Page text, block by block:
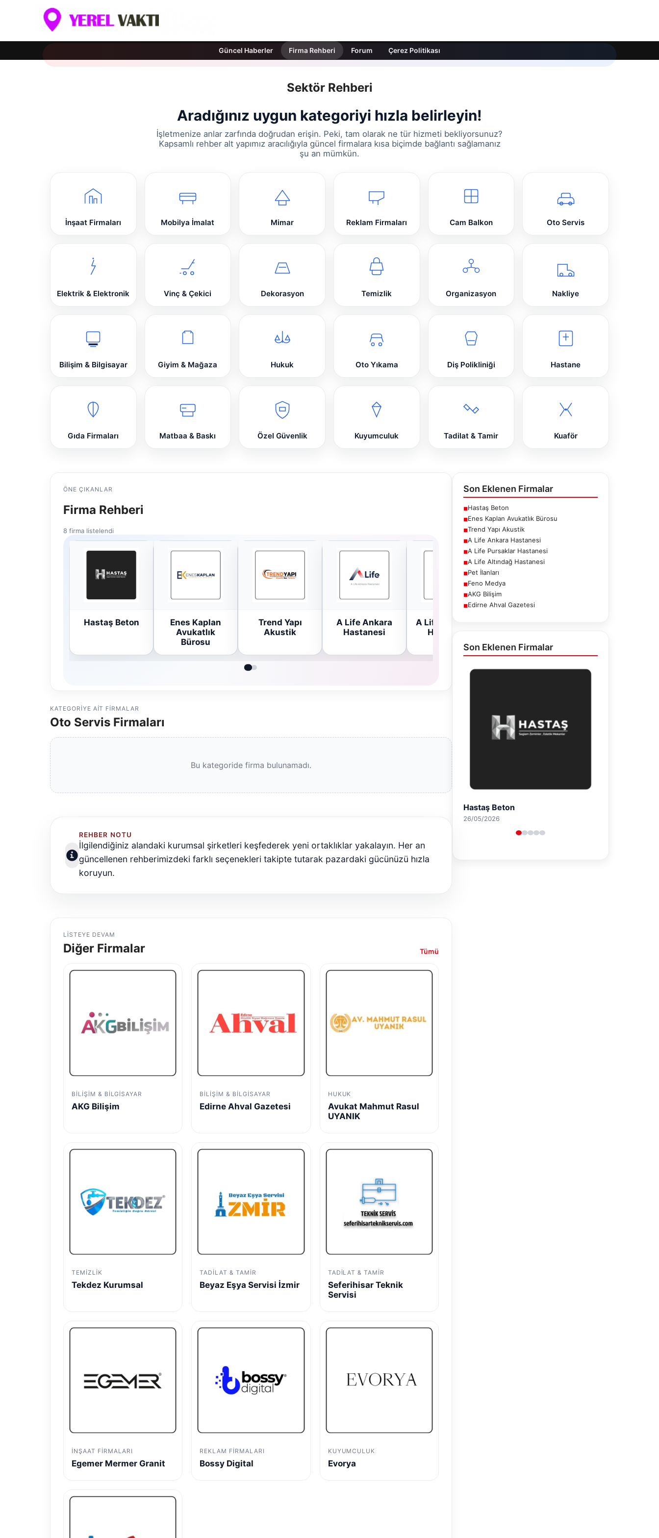
Güncel Haberler Firma Rehberi Forum Çerez Politikası
Sektör Rehberi
Aradığınız uygun kategoriyi hızla belirleyin!
İşletmenize anlar zarfında doğrudan erişin. Peki, tam olarak ne tür hizmeti bekliyorsunuz?
Kapsamlı rehber alt yapımız aracılığıyla güncel firmalara kısa biçimde bağlantı sağlamanız
şu an mümkün.
İnşaat Firmaları Mobilya İmalat Mimar Reklam Firmaları Cam Balkon Oto Servis
Elektrik & Elektronik Vinç & Çekici Dekorasyon Temizlik Organizasyon Nakliye
Bilişim & Bilgisayar Giyim & Mağaza Hukuk Oto Yıkama Diş Polikliniği Hastane
Gıda Firmaları Matbaa & Baskı Özel Güvenlik Kuyumculuk Tadilat & Tamir Kuaför
ÖNE ÇIKANLAR
Firma Rehberi
8 firma listelendi
Hastaş Beton
Enes Kaplan
Avukatlık
Bürosu
Trend Yapı
Akustik
A Life Ankara
Hastanesi
A Life Pursaklar
Hastanesi
KATEGORIYE AIT FIRMALAR
Oto Servis Firmaları
Bu kategoride firma bulunamadı.
REHBER NOTU
İlgilendiğiniz alandaki kurumsal şirketleri keşfederek yeni ortaklıklar yakalayın. Her an
güncellenen rehberimizdeki farklı seçenekleri takipte tutarak pazardaki gücünüzü hızla
koruyun.
LISTEYE DEVAM
Diğer Firmalar Tümü
BILIŞIM & BILGISAYAR
AKG Bilişim
BILIŞIM & BILGISAYAR
Edirne Ahval Gazetesi
HUKUK
Avukat Mahmut Rasul
UYANIK
TEMIZLIK
Tekdez Kurumsal
TADILAT & TAMIR
Beyaz Eşya Servisi İzmir
TADILAT & TAMIR
Seferihisar Teknik
Servisi
İNŞAAT FIRMALARI
Egemer Mermer Granit
REKLAM FIRMALARI
Bossy Digital
KUYUMCULUK
Evorya
Son Eklenen Firmalar
■Hastaş Beton
■Enes Kaplan Avukatlık Bürosu
■Trend Yapı Akustik
■A Life Ankara Hastanesi
■A Life Pursaklar Hastanesi
■A Life Altındağ Hastanesi
■Pet İlanları
■Feno Medya
■AKG Bilişim
■Edirne Ahval Gazetesi
Son Eklenen Firmalar
Enes Kaplan Avukatlık Bürosu
28/04/2026